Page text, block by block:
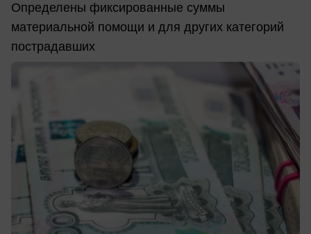
Определены фиксированные суммы
материальной помощи и для других категорий
пострадавших